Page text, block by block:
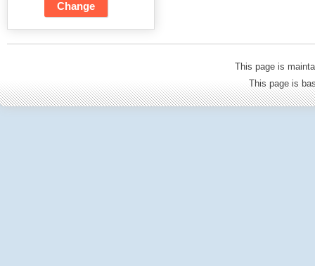
This page is
This page is